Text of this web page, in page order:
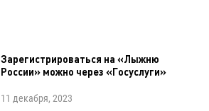
Зарегистрироваться на «Лыжню
России» можно через «Госуслуги»
11 декабря, 2023